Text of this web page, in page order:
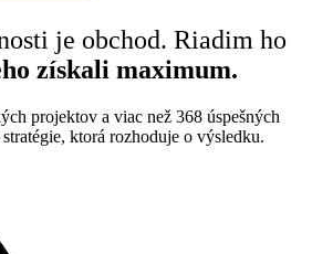
je obchod. Riadim ho
získali maximum.
projektov a viac než 368 úspešných
ktorá rozhoduje o výsledku.